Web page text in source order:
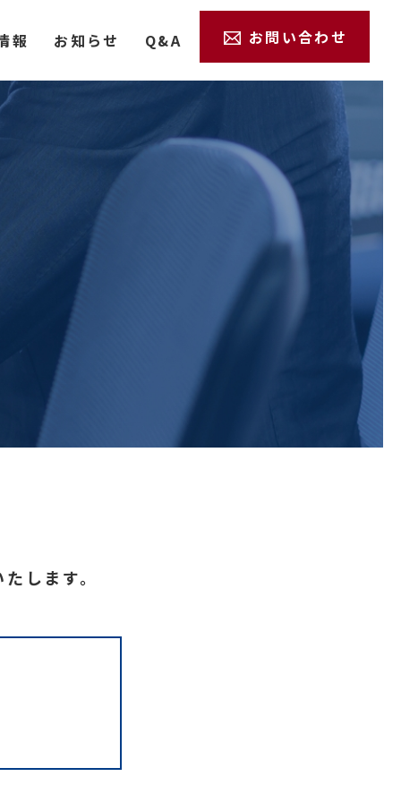
報 お知らせ Q&A お問い合わせ
します。